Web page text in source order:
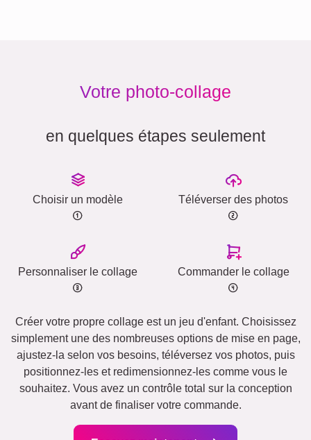
Votre photo-collage
en quelques étapes seulement
Choisir un modèle Téléverser des photos
Personnaliser le collage Commander le collage
Créer votre propre collage est un jeu d'enfant. Choisissez
simplement une des nombreuses options de mise en page,
ajustez-la selon vos besoins, téléversez vos photos, puis
positionnez-les et redimensionnez-les comme vous le
souhaitez. Vous avez un contrôle total sur la conception
avant de finaliser votre commande.